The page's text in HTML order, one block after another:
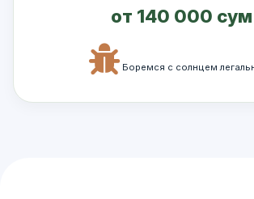
от 140 000 сум
Боремся с солнцем